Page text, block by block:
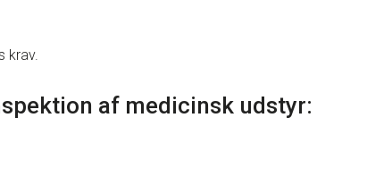
krav.
af medicinsk udstyr: